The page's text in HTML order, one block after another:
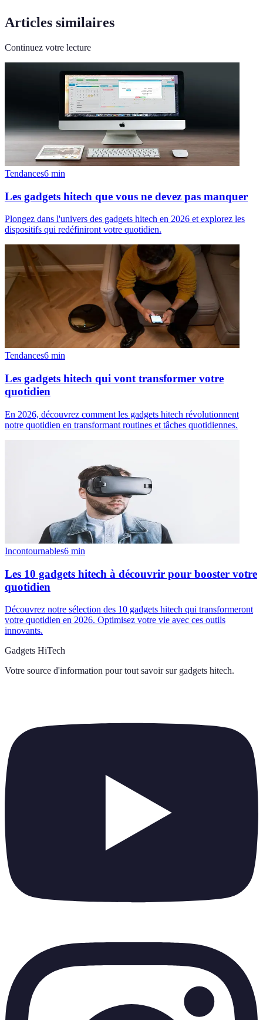
Articles similaires
Continuez votre lecture
Tendances6 min
Les gadgets hitech que vous ne devez pas manquer
Plongez dans l'univers des gadgets hitech en 2026 et explorez les
dispositifs qui redéfiniront votre quotidien.
Tendances6 min
Les gadgets hitech qui vont transformer votre
quotidien
En 2026, découvrez comment les gadgets hitech révolutionnent
notre quotidien en transformant routines et tâches quotidiennes.
Incontournables6 min
Les 10 gadgets hitech à découvrir pour booster votre
quotidien
Découvrez notre sélection des 10 gadgets hitech qui transformeront
votre quotidien en 2026. Optimisez votre vie avec ces outils
innovants.
Gadgets HiTech
Votre source d'information pour tout savoir sur gadgets hitech.